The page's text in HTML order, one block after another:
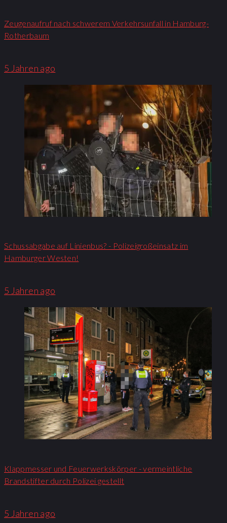
Zeugenaufruf nach schwerem Verkehrsunfall in Hamburg-
Rotherbaum
5 Jahren ago
Schussabgabe auf Linienbus? - Polizeigroßeinsatz im
Hamburger Westen!
5 Jahren ago
Klappmesser und Feuerwerkskörper - vermeintliche
Brandstifter durch Polizei gestellt
5 Jahren ago